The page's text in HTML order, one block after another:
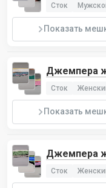
Сток
Показать
Джемпера
Сток
Показать
Джемпера
Сток